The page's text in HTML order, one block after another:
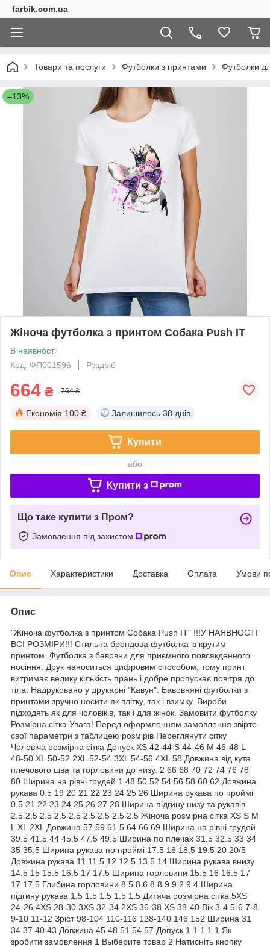
farbik.com.ua
Товари та послуги Футболки з принтами Футболки
–13%
Жіноча футболка з принтом Собака Push IT
В наявності
Код: ФП001596
Роздріб
664 ₴ 764 ₴
Економія 100 ₴ Залишилось 38 днів
Купити
або
Купити з
Що таке купити з Пром?
Замовлення під захистом
Опис Характеристики Доставка Оплата Умови
Опис
"Жіноча футболка з принтом Собака Push IT" !!!У НАЯВНОСТІ
ВСІ РОЗМІРИ!!! Стильна брендова футболка із крутим
принтом. Футболка з бавовни для приємного повсякденного
носіння. Друк наноситься цифровим способом, тому принт
витримає велику кількість прань і добре пропускає повітря до
тіла. Надруковано у друкарні "Кавун". Бавовняні футболки з
принтами зручно носити як влітку, так і взимку. Вироби
підходять як для чоловіків, так і для жінок. Замовити футболку
Розмірна сітка Увага! Перед оформленням замовлення звірте
свої параметри з таблицею розмірів Переглянути сітку
Чоловіча розмірна сітка Допуск XS 42-44 S 44-46 M 46-48 L
48-50 XL 50-52 2XL 52-54 3XL 54-56 4XL 58 Довжина від кута
плечового шва та горловини до низу. 2 66 68 70 72 74 76 78
80 Ширина на рівні грудей 1 48 50 52 54 56 58 60 62 Довжина
рукава 0.5 19 20 21 22 23 24 25 26 Ширина рукава по проймі
0.5 21 22 23 24 25 26 27 28 Ширина підгину низу та рукавів
2.5 2.5 2.5 2.5 2.5 2.5 2.5 2.5 2.5 Жіноча розмірна сітка XS S M
L XL 2XL Довжина 57 59 61.5 64 66 69 Ширина на рівні грудей
39.5 41.5 44 45.5 47.5 49.5 Ширина по плечах 31.5 32.5 33 34
35 35.5 Ширина рукава по проймі 17.5 18 18.5 19.5 20 20/5
Довжина рукава 11 11.5 12 12.5 13.5 14 Ширина рукава внизу
14.5 15 15.5 16.5 17 17.5 Ширина горловини 15.5 16 16.5 17
17 17.5 Глибина горловини 8.5 8.6 8.8 9 9.2 9.4 Ширина
підгину рукава 1.5 1.5 1.5 1.5 1.5 Дитяча розмірна сітка 5XS
24-26 4XS 28-30 3XS 32-34 2XS 36-38 XS 38-40 Вік 3-4 5-6 7-8
9-10 11-12 Зріст 98-104 110-116 128-140 146 152 Ширина 31
34 37 40 43 Довжина 45 48 51 54 57 Допуск 1 1 1 1 1 Як
зробити замовлення 1 Выберите товар 2 Натисніть кнопку